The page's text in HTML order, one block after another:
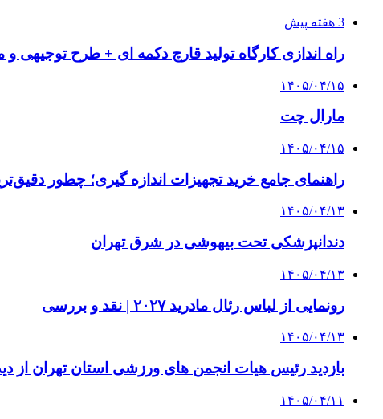
3 هفته پیش
راه اندازی کارگاه تولید قارچ دکمه ای + طرح توجیهی و
۱۴۰۵/۰۴/۱۵
مارال چت
۱۴۰۵/۰۴/۱۵
راهنمای جامع خرید تجهیزات اندازه گیری؛ چطور
۱۴۰۵/۰۴/۱۳
دندانپزشکی تحت بیهوشی در شرق تهران
۱۴۰۵/۰۴/۱۳
رونمایی از لباس رئال مادرید ۲۰۲۷ | نقد و بررسی
۱۴۰۵/۰۴/۱۳
بازدید رئیس هیات انجمن های ورزشی استان تهران از
۱۴۰۵/۰۴/۱۱